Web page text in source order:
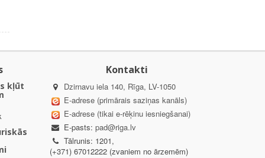
kļūt
Kontakti
Dzirnavu iela 140, Rīga, LV-1050
E-adrese (primārais saziņas kanāls)
E-adrese (tikai e-rēķinu iesniegšanai)
E-pasts: pad@riga.lv
Tālrunis: 1201,
(+371) 67012222 (zvaniem no ārzemēm)